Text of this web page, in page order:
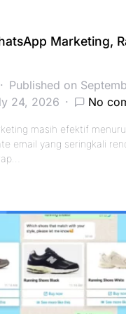
Marketing,
Published on
24, 2026
No
masih efektif
email yang seringkali